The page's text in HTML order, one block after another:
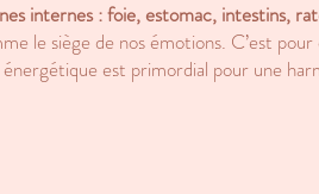
internes : foie, estomac, intestins,
le siège de nos émotions. C’est
est primordial pour une